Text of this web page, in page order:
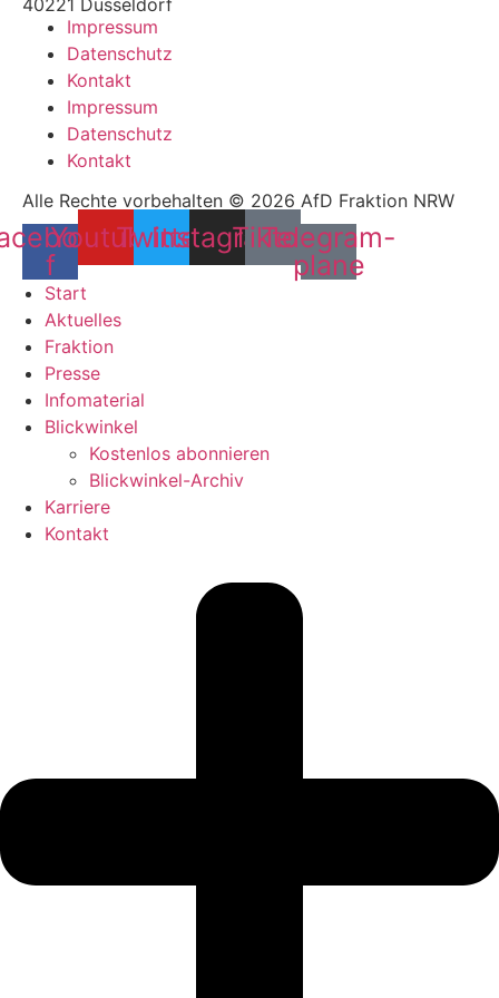
40221 Düsseldorf
Impressum
Datenschutz
Kontakt
Impressum
Datenschutz
Kontakt
Alle Rechte vorbehalten © 2026 AfD Fraktion NRW
f
YoutubeTwitter
Instagram
Tiktok
Telegram-
plane
Start
Aktuelles
Fraktion
Presse
Infomaterial
Blickwinkel
Kostenlos abonnieren
Blickwinkel-Archiv
Karriere
Kontakt